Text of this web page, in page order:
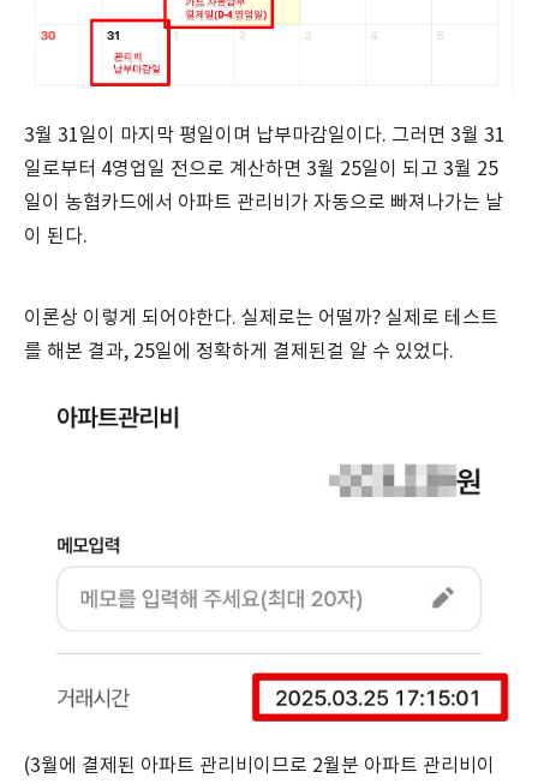
3월 31일이 마지막 평일이며 납부마감일이다. 그러면 3월 31
일로부터 4영업일 전으로 계산하면 3월 25일이 되고 3월 25
일이 농협카드에서 아파트 관리비가 자동으로 빠져나가는 날
이 된다.
이론상 이렇게 되어야한다. 실제로는 어떨까? 실제로 테스트
를 해본 결과, 25일에 정확하게 결제된걸 알 수 있었다.
(3월에 결제된 아파트 관리비이므로 2월분 아파트 관리비이